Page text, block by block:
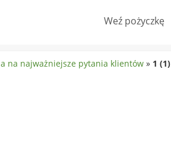
Weź pożyczkę
na najważniejsze pytania klientów » 1 (1)